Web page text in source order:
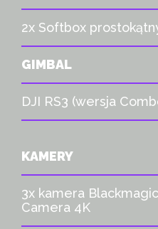
2x Softbox
GIMBAL
DJI RS3 (wersja
KAMERY
3x kamera
Camera 4K